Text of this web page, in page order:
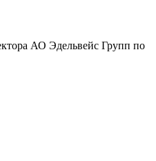
АО Эдельвейс Групп по